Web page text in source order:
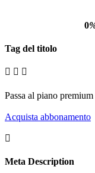
0
Tag del titolo
Passa al piano
Acquista abbonamento
Meta Description